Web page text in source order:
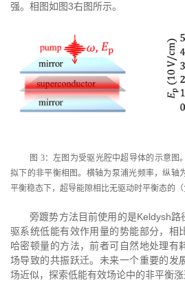
强。相图如图3右图所示。
图 3：左图为受驱光腔中超导体的示意图
拟下的非平衡相图。横轴为泵浦光频率，纵轴
平衡稳态下，超导能隙相比无驱动时平衡态的（
旁踱势方法目前使用的是Keldysh
驱系统低能有效作用量的势能部分，相
哈密顿量的方法，前者可自然地处理有
场导致的共振跃迁。未来一个重要的发
场近似，探索低能有效场论中的非平衡涨